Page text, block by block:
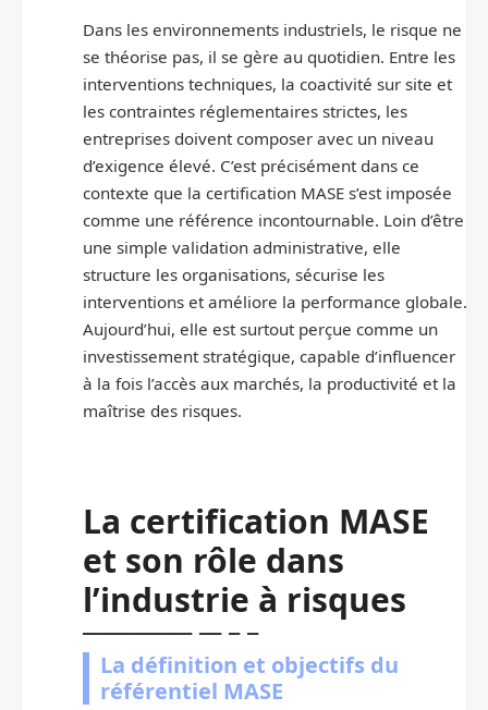
Dans les environnements industriels, le risque ne
se théorise pas, il se gère au quotidien. Entre les
interventions techniques, la coactivité sur site et
les contraintes réglementaires strictes, les
entreprises doivent composer avec un niveau
d’exigence élevé. C’est précisément dans ce
contexte que la certification MASE s’est imposée
comme une référence incontournable. Loin d’être
une simple validation administrative, elle
structure les organisations, sécurise les
interventions et améliore la performance globale.
Aujourd’hui, elle est surtout perçue comme un
investissement stratégique, capable d’influencer
à la fois l’accès aux marchés, la productivité et la
maîtrise des risques.
La certification MASE
et son rôle dans
l’industrie à risques
La définition et objectifs du
référentiel MASE